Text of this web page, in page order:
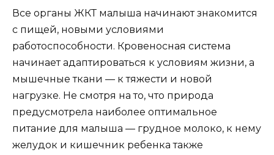
Все органы ЖКТ малыша начинают знакомится
с пищей, новыми условиями
работоспособности. Кровеносная система
начинает адаптироваться к условиям жизни, а
мышечные ткани — к тяжести и новой
нагрузке. Не смотря на то, что природа
предусмотрела наиболее оптимальное
питание для малыша — грудное молоко, к нему
желудок и кишечник ребенка также